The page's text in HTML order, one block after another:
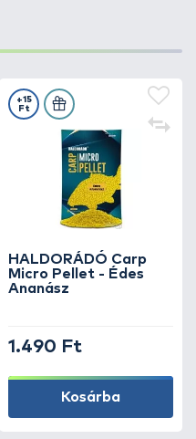
HALDORÁDÓ Carp
Micro Pellet - Édes
Ananász
+15
Ft
1.490 Ft
Kosárba